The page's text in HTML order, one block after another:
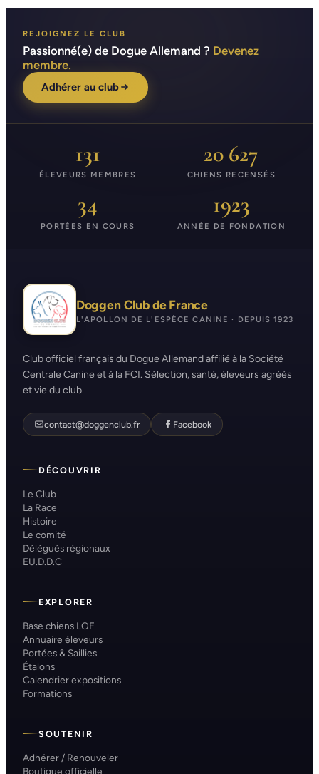
REJOIGNEZ LE CLUB
Passionné(e) de Dogue Allemand ? Devenez
membre.
Adhérer au club
131
ÉLEVEURS MEMBRES
20 627
CHIENS RECENSÉS
34
PORTÉES EN COURS
1923
ANNÉE DE FONDATION
Doggen Club de France
L'APOLLON DE L'ESPÈCE CANINE · DEPUIS 1923
Club officiel français du Dogue Allemand affilié à la Société
Centrale Canine et à la FCI. Sélection, santé, éleveurs agréés
et vie du club.
contact@doggenclub.fr Facebook
DÉCOUVRIR
Le Club
La Race
Histoire
Le comité
Délégués régionaux
EU.D.D.C
EXPLORER
Base chiens LOF
Annuaire éleveurs
Portées & Saillies
Étalons
Calendrier expositions
Formations
SOUTENIR
Adhérer / Renouveler
Boutique officielle